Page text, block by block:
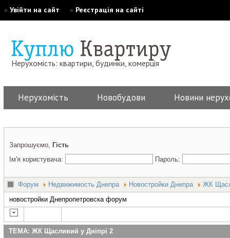
» Увійти на сайт » Реєстрація на сайті
Нерухомість: квартири, будинки, комерція
Нерухомість Новобудови Новини
Запрошуємо, Гість
Ім'я користувача:
Пароль:
Форум Недвижимость Днепра Новостройки Днепра
ЖК
новостройки Днепропетровска форум
ТЕМА: ЖК Щасливий у Дніпрі 2